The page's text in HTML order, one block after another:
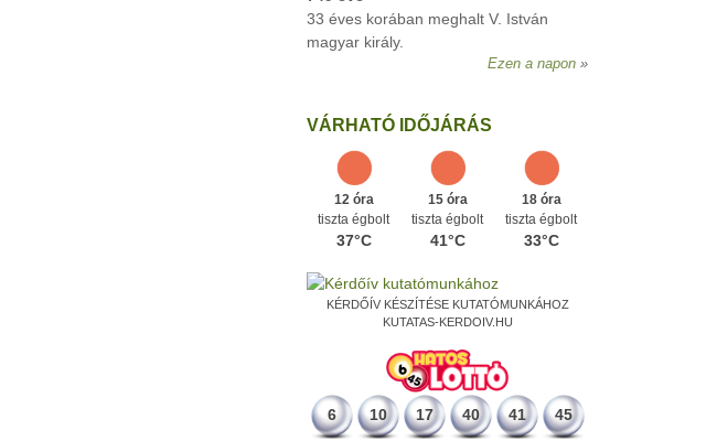
VÁRHATÓ IDŐJÁRÁS
12 óra
tiszta égbolt
37°C
15 óra
tiszta égbolt
41°C
18 óra
tiszta égbolt
33°C
KÉRDŐÍV KÉSZÍTÉSE KUTATÓMUNKÁHOZ
KUTATAS-KERDOIV.HU
6 10 17 40 41 45